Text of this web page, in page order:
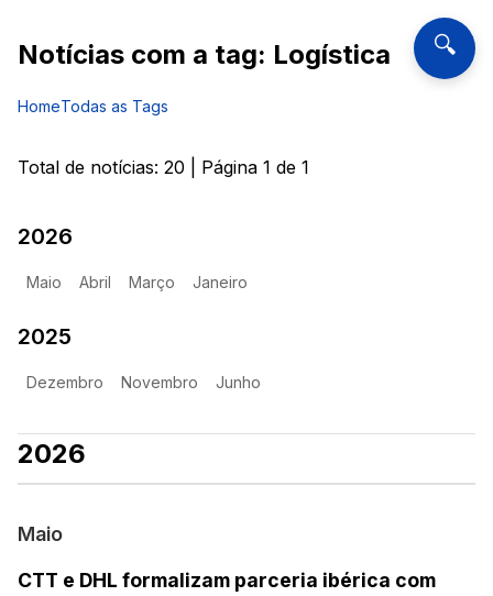
🔍
Notícias com a tag: Logística
HomeTodas as Tags
Total de notícias: 20 | Página 1 de 1
2026
Maio Abril Março Janeiro
2025
Dezembro Novembro Junho
2026
Maio
CTT e DHL formalizam parceria ibérica com